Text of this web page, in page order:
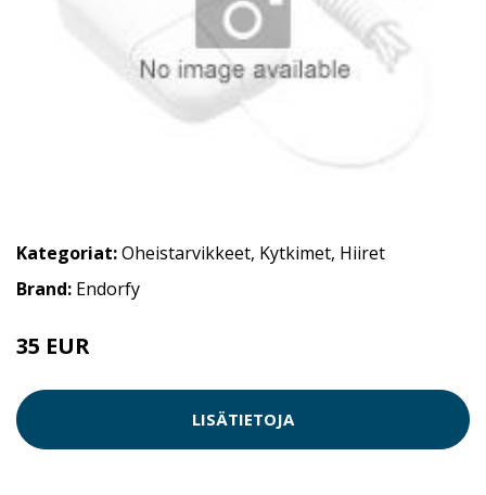
Kategoriat:Oheistarvikkeet, Kytkimet, Hiiret
Brand: Endorfy
35 EUR
LISÄTIETOJA